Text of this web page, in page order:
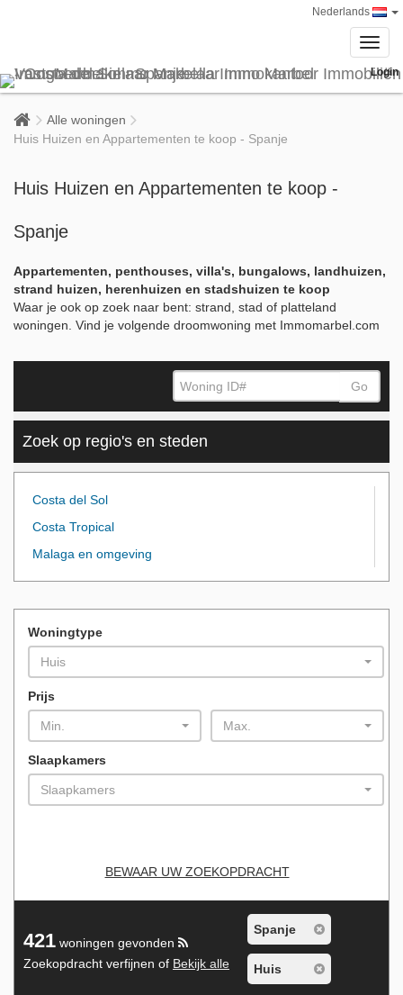
Nederlands
Login
Alle woningen
Huis Huizen en Appartementen te koop - Spanje
Huis Huizen en Appartementen te koop -
Spanje
Appartementen, penthouses, villa's, bungalows, landhuizen,
strand huizen, herenhuizen en stadshuizen te koop
Waar je ook op zoek naar bent: strand, stad of platteland
woningen. Vind je volgende droomwoning met Immomarbel.com
Zoek op regio's en steden
Go
Costa del Sol
Costa Tropical
Malaga en omgeving
Woningtype
Huis
Prijs
Min. Max.
Slaapkamers
Slaapkamers
BEWAAR UW ZOEKOPDRACHT
421 woningen gevonden
Zoekopdracht verfijnen of Bekijk alle
Spanje
Huis